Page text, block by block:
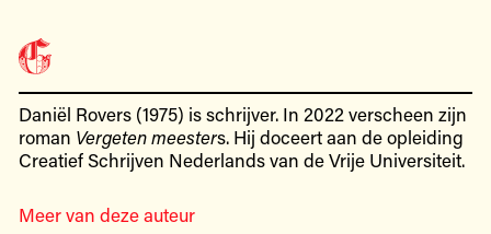
Daniël Rovers (1975) is schrijver. In 2022 verscheen zijn
roman Vergeten meesters. Hij doceert aan de opleiding
Creatief Schrijven Nederlands van de Vrije Universiteit.
Meer van deze auteur